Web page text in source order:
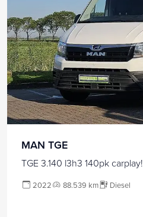
MAN TGE
TGE 3.140 l3h3 140pk carplay!
2022 88.539 km Diesel